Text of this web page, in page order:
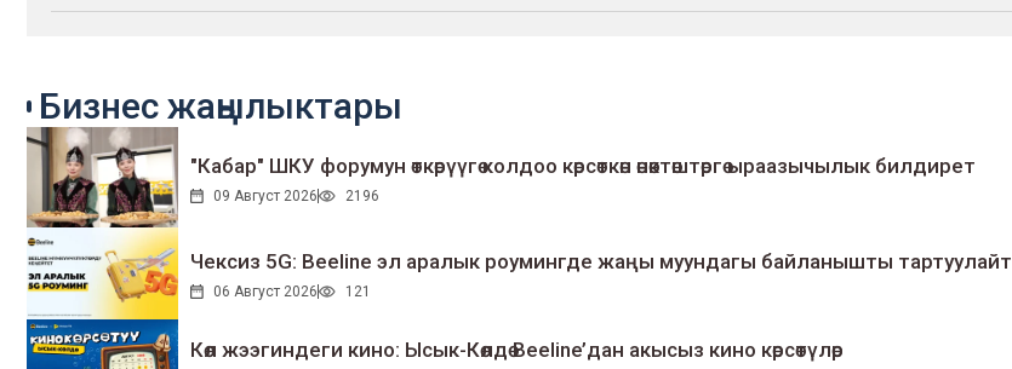
Бизнес жаңылыктары
"Кабар" ШКУ форумун өткөрүүгө колдоо көрсөткөн өнөктөштөргө ыраазычылык билдирет
09 Август 2026 2196
Чексиз 5G: Beeline эл аралык роумингде жаңы муундагы байланышты тартуулайт
06 Август 2026 121
Көл жээгиндеги кино: Ысык-Көлдө Beeline’дан акысыз кино көрсөтүлөр